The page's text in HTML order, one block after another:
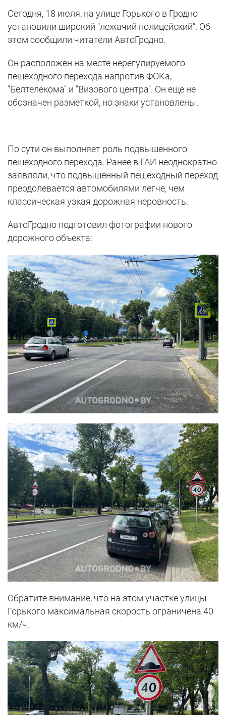
Сегодня, 18 июля, на улице Горького в Гродно
установили широкий "лежачий полицейский". Об
этом сообщили читатели АвтоГродно.
Он расположен на месте нерегулируемого
пешеходного перехода напротив ФОКа,
"Белтелекома" и "Визового центра". Он еще не
обозначен разметкой, но знаки установлены.
По сути он выполняет роль подвышенного
пешеходного перехода. Ранее в ГАИ неоднократно
заявляли, что подвышенный пешеходный переход
преодолевается автомобилями легче, чем
классическая узкая дорожная неровность.
АвтоГродно подготовил фотографии нового
дорожного объекта:
Обратите внимание, что на этом участке улицы
Горького максимальная скорость ограничена 40
км/ч.